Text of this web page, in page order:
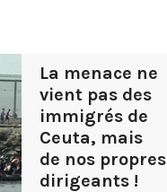
La menace ne
vient pas des
immigrés de
Ceuta, mais
de nos propres
dirigeants !